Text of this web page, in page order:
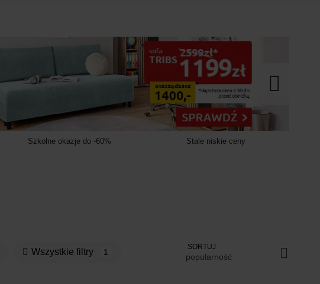
Szkolne okazje do -60% Stale niskie ceny
Wszystkie filtry 1
SORTUJ
popularność